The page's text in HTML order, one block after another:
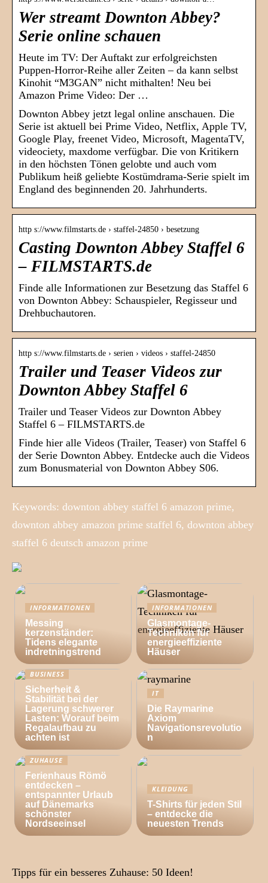
Wer streamt Downton Abbey?
Serie online schauen
Heute im TV: Der Auftakt zur erfolgreichsten
Puppen-Horror-Reihe aller Zeiten – da kann selbst
Kinohit “M3GAN” nicht mithalten! Neu bei
Amazon Prime Video: Der …
Downton Abbey jetzt legal online anschauen. Die
Serie ist aktuell bei Prime Video, Netflix, Apple TV,
Google Play, freenet Video, Microsoft, MagentaTV,
videociety, maxdome verfügbar. Die von Kritikern
in den höchsten Tönen gelobte und auch vom
Publikum heiß geliebte Kostümdrama-Serie spielt im
England des beginnenden 20. Jahrhunderts.
http s://www.filmstarts.de › staffel-24850 › besetzung
Casting Downton Abbey Staffel 6
– FILMSTARTS.de
Finde alle Informationen zur Besetzung das Staffel 6
von Downton Abbey: Schauspieler, Regisseur und
Drehbuchautoren.
http s://www.filmstarts.de › serien › videos › staffel-24850
Trailer und Teaser Videos zur
Downton Abbey Staffel 6
Trailer und Teaser Videos zur Downton Abbey
Staffel 6 – FILMSTARTS.de
Finde hier alle Videos (Trailer, Teaser) von Staffel 6
der Serie Downton Abbey. Entdecke auch die Videos
zum Bonusmaterial von Downton Abbey S06.
Keywords: downton abbey staffel 6 amazon prime,
downton abbey amazon prime staffel 6, downton abbey
staffel 6 deutsch amazon prime
INFORMATIONEN
Messing
kerzenständer:
Tidens elegante
indretningstrend
INFORMATIONEN
Glasmontage-
Techniken für
energieeffiziente
Häuser
BUSINESS
Sicherheit &
Stabilität bei der
Lagerung schwerer
Lasten: Worauf beim
Regalaufbau zu
achten ist
IT
Die Raymarine
Axiom
Navigationsrevolutio
n
ZUHAUSE
Ferienhaus Römö
entdecken –
entspannter Urlaub
auf Dänemarks
schönster
Nordseeinsel
KLEIDUNG
T-Shirts für jeden Stil
– entdecke die
neuesten Trends
Tipps für ein besseres Zuhause: 50 Ideen!